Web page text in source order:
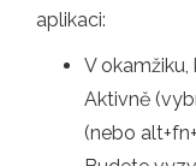
aplikaci:
V
Aktivně
(nebo